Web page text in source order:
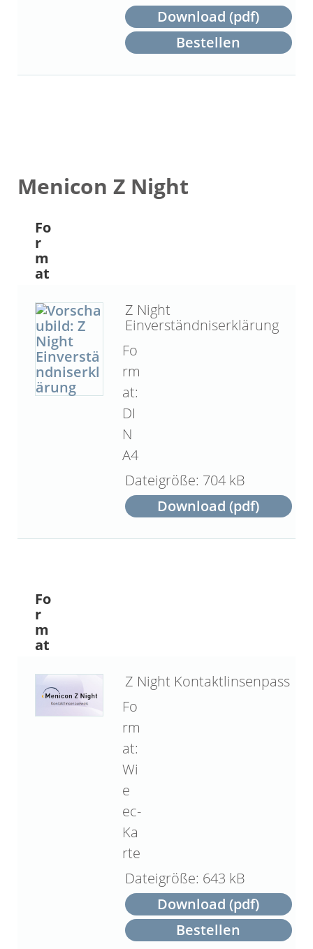
Download (pdf)
Bestellen
Menicon Z Night
Fo
r
m
at
Z Night
Einverständniserklärung
Fo
rm
at:
DI
N
A4
704 kB
Download (pdf)
Fo
r
m
at
Z Night Kontaktlinsenpass
Fo
rm
at:
Wi
e
ec-
Ka
rte
643 kB
Download (pdf)
Bestellen